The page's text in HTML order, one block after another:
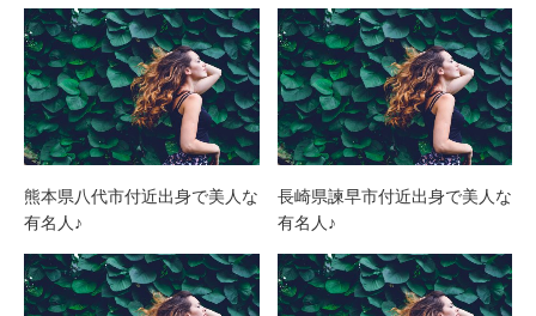
熊本県八代市付近出身で美人な
有名人♪
長崎県諫早市付近出身で美人な
有名人♪